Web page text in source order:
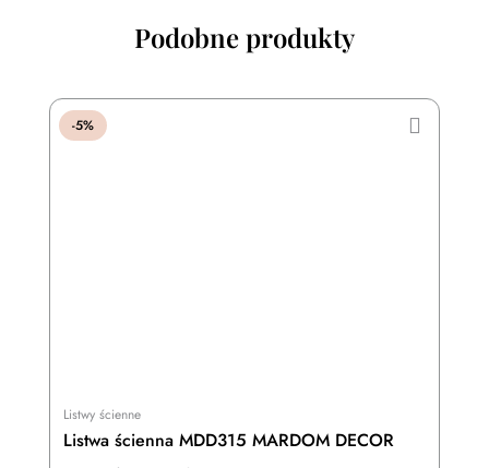
Podobne produkty
-5%
Listwy ścienne
Listwa ścienna MDD315 MARDOM DECOR